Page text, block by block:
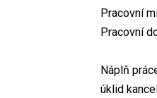
Pracovní
Pracovní
Náplň
úklid